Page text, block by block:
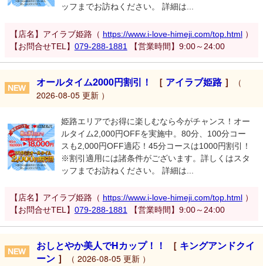
ッフまでお訪ねください。 詳細は...
【店名】アイラブ姫路（ https://www.i-love-himeji.com/top.html）
【お問合せTEL】 079-288-1881 【営業時間】9:00～24:00
オールタイム2000円割引！ ［ アイラブ姫路 ］
（
2026-08-05 更新 ）
姫路エリアでお得に楽しむなら今がチャンス！オー
ルタイム2,000円OFFを実施中。80分、100分コー
スも2,000円OFF適応！45分コースは1000円割引！
※割引適用には諸条件がございます。詳しくはスタ
ッフまでお訪ねください。 詳細は...
【店名】アイラブ姫路（ https://www.i-love-himeji.com/top.html）
【お問合せTEL】 079-288-1881 【営業時間】9:00～24:00
おしとやか美人でHカップ！！ ［ キングアンドクイ
ーン ］ （ 2026-08-05 更新 ）